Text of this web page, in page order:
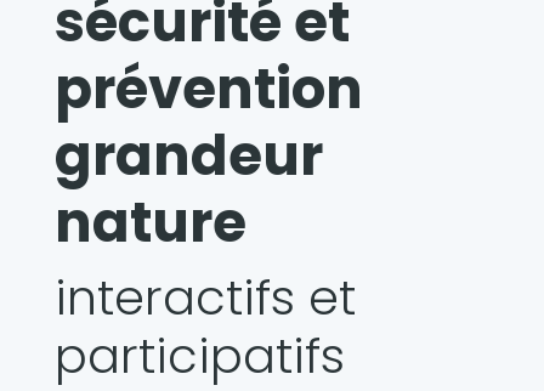
sécurité et
prévention
grandeur
nature
interactifs et
participatifs